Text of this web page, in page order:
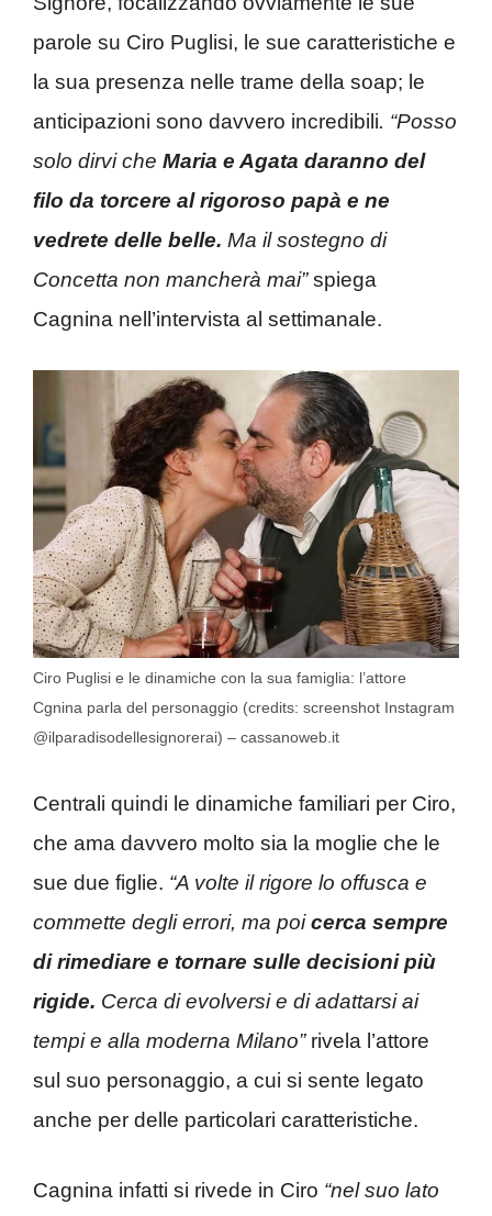
parole su Ciro Puglisi, le sue caratteristiche e
la sua presenza nelle trame della soap; le
anticipazioni sono davvero incredibili. “Posso
solo dirvi che Maria e Agata daranno del
filo da torcere al rigoroso papà e ne
vedrete delle belle. Ma il sostegno di
Concetta non mancherà mai”spiega
Cagnina nell’intervista al settimanale.
Ciro Puglisi e le dinamiche con la sua famiglia: l’attore
Cgnina parla del personaggio (credits: screenshot Instagram
@ilparadisodellesignorerai) – cassanoweb.it
Centrali quindi le dinamiche familiari per Ciro,
che ama davvero molto sia la moglie che le
sue due figlie. “A volte il rigore lo offusca e
commette degli errori, ma poicerca sempre
di rimediare e tornare sulle decisioni più
rigide. Cerca di evolversi e di adattarsi ai
tempi e alla moderna Milano”rivela l’attore
sul suo personaggio, a cui si sente legato
anche per delle particolari caratteristiche.
Cagnina infatti si rivede in Ciro “nel suo lato